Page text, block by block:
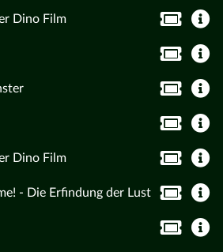
Dino Film
Dino Film
- Die Erfindung der Lust